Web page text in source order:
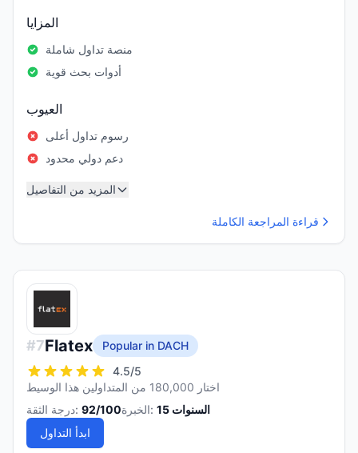
المزايا
منصة تداول شاملة
أدوات بحث قوية
العيوب
رسوم تداول أعلى
دعم دولي محدود
المزيد من التفاصيل
قراءة المراجعة الكاملة
#7Flatex
Popular in DACH
4.5/5
اختار 180,000 من المتداولين هذا الوسيط
درجة الثقة: 92/100 الخبرة: 15 السنوات
ابدأ التداول